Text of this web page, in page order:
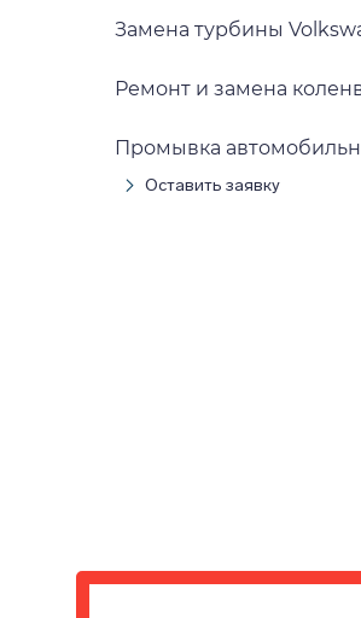
Замена турбины
Ремонт и замена
Промывка
Оставить заявку